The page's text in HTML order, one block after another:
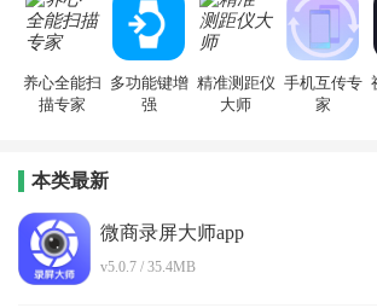
养心全能扫
描专家
多功能键增
强
精准测距仪
大师
手机互传专
家
本类最新
微商录屏大师app
v5.0.7 / 35.4MB